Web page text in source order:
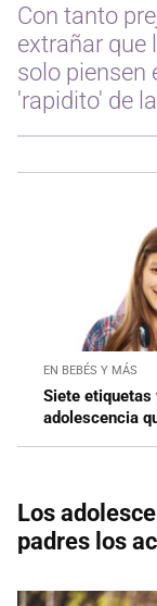
Con tanto
extrañar que
solo piensen
'rapidito' de
EN BEBÉS Y MÁS
Siete
adolescencia
Los
padres los